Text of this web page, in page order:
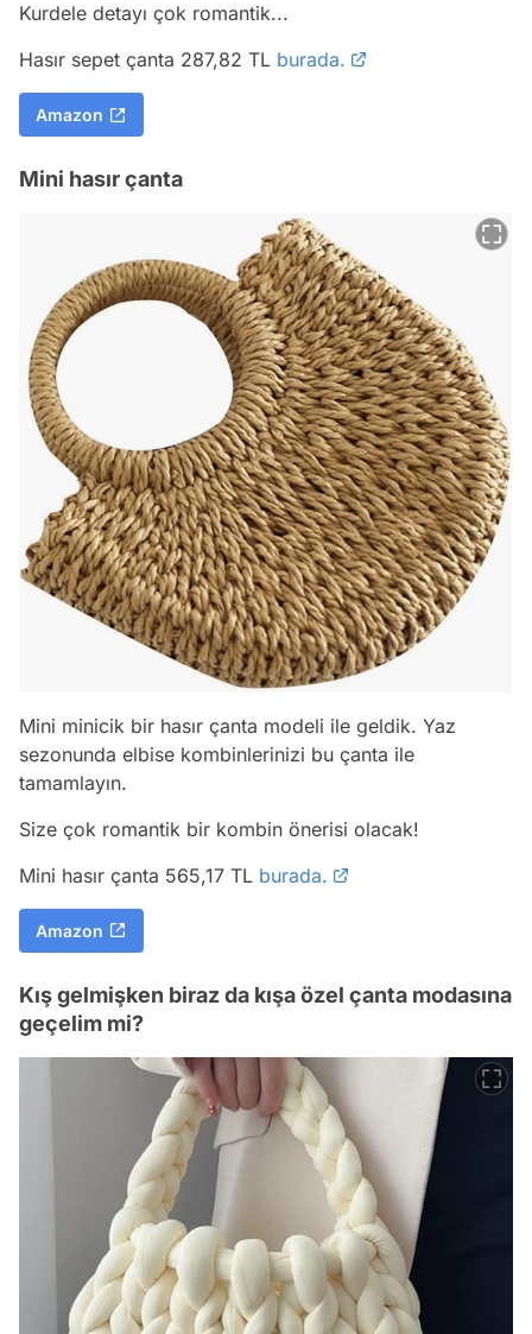
Kurdele detayı çok romantik...
Hasır sepet çanta 287,82 TL burada.
Amazon
Mini hasır çanta
Mini minicik bir hasır çanta modeli ile geldik. Yaz
sezonunda elbise kombinlerinizi bu çanta ile
tamamlayın.
Size çok romantik bir kombin önerisi olacak!
Mini hasır çanta 565,17 TL burada.
Amazon
Kış gelmişken biraz da kışa özel çanta modasına
geçelim mi?